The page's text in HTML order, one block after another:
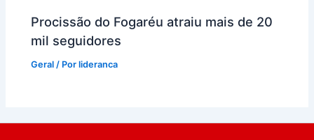
Procissão do Fogaréu atraiu mais de 20
mil seguidores
Geral / Porlideranca